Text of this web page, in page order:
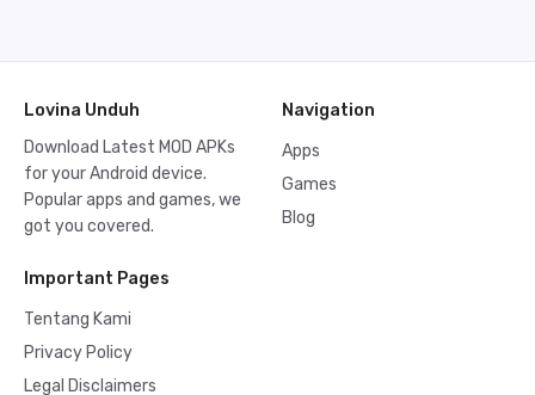
Lovina Unduh
Download Latest MOD APKs
for your Android device.
Popular apps and games, we
got you covered.
Navigation
Apps
Games
Blog
Important Pages
Tentang Kami
Privacy Policy
Legal Disclaimers